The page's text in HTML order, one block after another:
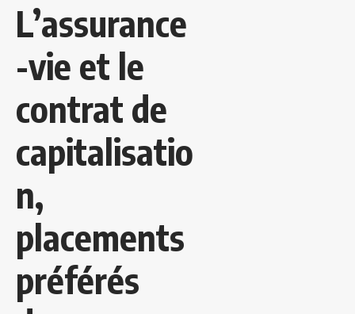
L’assurance
-vie et le
contrat de
capitalisatio
n,
placements
préférés